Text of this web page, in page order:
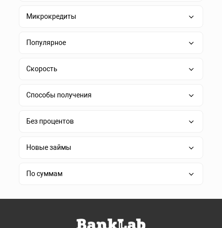
Микрокредиты
Популярное
Скорость
Способы получения
Без процентов
Новые займы
По суммам